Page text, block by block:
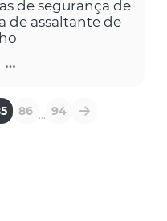
de segurança de
de assaltante de
86 ... 94